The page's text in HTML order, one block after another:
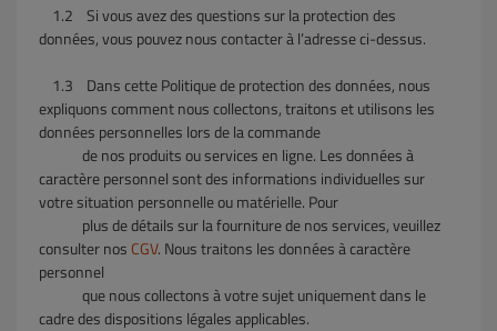
1.2
Si vous avez des questions sur la protection des
données, vous pouvez nous contacter à l’adresse ci-dessus.
1.3
Dans cette Politique de protection des données, nous
expliquons comment nous collectons, traitons et utilisons les
données personnelles lors de la commande
denos produits ou services en ligne. Les données à
caractère personnel sont des informations individuelles sur
votre situation personnelle ou matérielle. Pour
plus de détails sur la fourniture de nos services, veuillez
consulter nos CGV. Nous traitons les données à caractère
personnel
que nous collectons àvotre sujet uniquement dans le
cadre des dispositions légales applicables.